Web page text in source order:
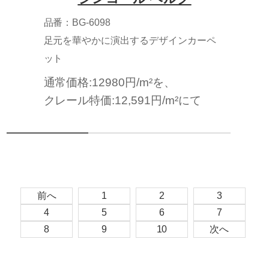
品番：BG-6098
足元を華やかに演出するデザインカーペ
ット
通常価格:12980円/m²を、
クレール特価:12,591円/m²にて
前へ 1 2
3
4
5 6
7
8
9 10 次へ